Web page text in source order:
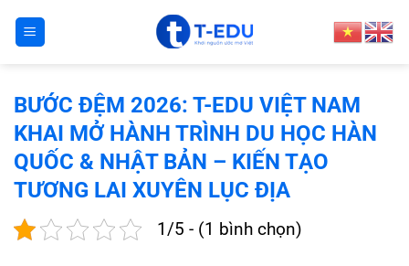
qua
BƯỚC ĐỆM 2026: T-EDU VIỆT NAM
KHAI MỞ HÀNH TRÌNH DU HỌC HÀN
QUỐC & NHẬT BẢN – KIẾN TẠO
TƯƠNG LAI XUYÊN LỤC ĐỊA
1/5 - (1 bình chọn)